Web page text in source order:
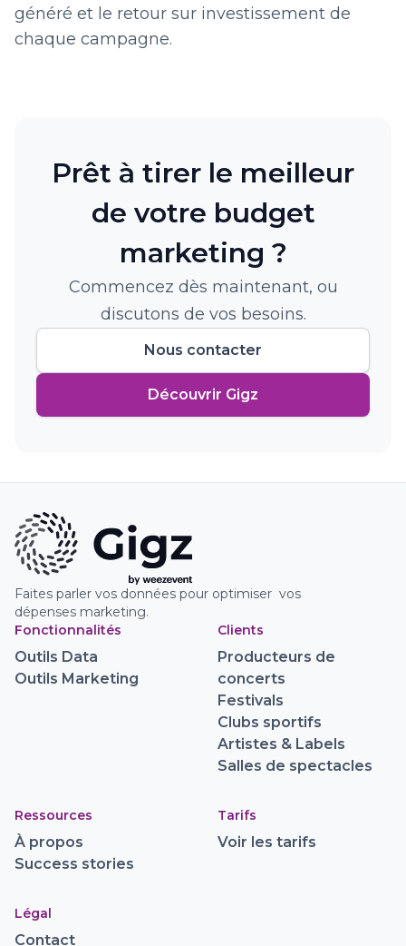
généré et le retour sur investissement de
chaque campagne.
Prêt à tirer le meilleur
de votre budget
marketing ?
Commencez dès maintenant, ou
discutons de vos besoins.
Nous contacter
Découvrir Gigz
Faites parler vos données pour optimiser vos
dépenses marketing.
Fonctionnalités
Outils Data
Outils Marketing
Clients
Producteurs de
concerts
Festivals
Clubs sportifs
Artistes & Labels
Salles de spectacles
Ressources
À propos
Success stories
Tarifs
Voir les tarifs
Légal
Contact